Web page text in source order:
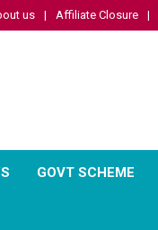
us Affiliate Closure
GOVT SCHEME